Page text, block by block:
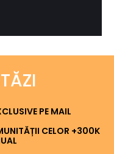
PE MAIL
CELOR +300K